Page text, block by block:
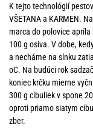
K tejto technológií
VŠETANA a KARMEN.
marca do polovice
100 g osiva. V dobe,
a necháme na slnku
oC. Na budúci rok
koniec krčku mierne
300 g cibuliek v spone
oproti priamo siatym
zber.